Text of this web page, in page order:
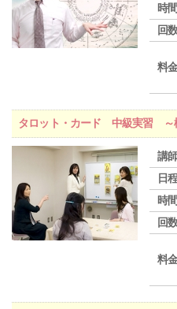
時間
回
料
タロット・カード 中級実習 ～
講
日
時間
回
料